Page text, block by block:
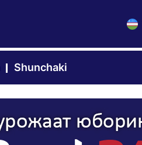
Shunchaki